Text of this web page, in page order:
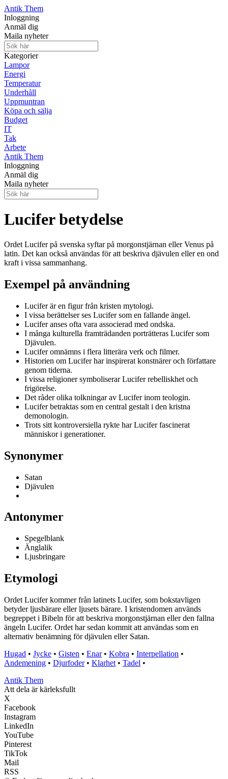
Antik Them
Inloggning
Anmäl dig
Maila nyheter
Kategorier
Lampor
Energi
Temperatur
Underhåll
Uppmuntran
Köpa och sälja
Budget
IT
Tak
Arbete
Antik Them
Inloggning
Anmäl dig
Maila nyheter
Lucifer betydelse
Ordet Lucifer på svenska syftar på morgonstjärnan eller Venus på
latin. Det kan också användas för att beskriva djävulen eller en ond
kraft i vissa sammanhang.
Exempel på användning
Lucifer är en figur från kristen mytologi.
I vissa berättelser ses Lucifer som en fallande ängel.
Lucifer anses ofta vara associerad med ondska.
I många kulturella framträdanden porträtteras Lucifer som
Djävulen.
Lucifer omnämns i flera litterära verk och filmer.
Historien om Lucifer har inspirerat konstnärer och författare
genom tiderna.
I vissa religioner symboliserar Lucifer rebelliskhet och
frigörelse.
Det råder olika tolkningar av Lucifer inom teologin.
Lucifer betraktas som en central gestalt i den kristna
demonologin.
Trots sitt kontroversiella rykte har Lucifer fascinerat
människor i generationer.
Synonymer
Satan
Djävulen
Antonymer
Spegelblank
Änglalik
Ljusbringare
Etymologi
Ordet Lucifer kommer från latinets Lucifer, som bokstavligen
betyder ljusbärare eller ljusets bärare. I kristendomen används
begreppet i Bibeln för att beskriva morgonstjärnan eller den fallna
ängeln Lucifer. Ordet har sedan kommit att användas som en
alternativ benämning för djävulen eller Satan.
Hugad • Jycke • Gisten • Enar• Kobra • Interpellation •
Andemening • Djurfoder• Klarhet • Tadel •
Antik Them
Att dela är kärleksfullt
X
Facebook
Instagram
LinkedIn
YouTube
Pinterest
TikTok
Mail
RSS